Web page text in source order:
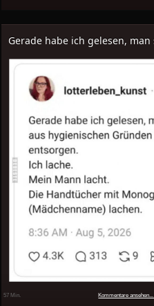
Gerade habe ich gelesen,
57 Min. Kommentare